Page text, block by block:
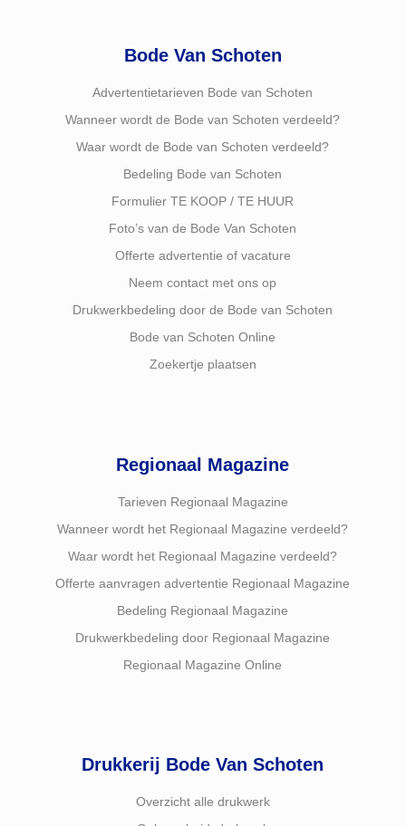
Bode Van Schoten
Advertentietarieven Bode van Schoten
Wanneer wordt de Bode van Schoten verdeeld?
Waar wordt de Bode van Schoten verdeeld?
Bedeling Bode van Schoten
Formulier TE KOOP / TE HUUR
Foto’s van de Bode Van Schoten
Offerte advertentie of vacature
Neem contact met ons op
Drukwerkbedeling door de Bode van Schoten
Bode van Schoten Online
Zoekertje plaatsen
Regionaal Magazine
Tarieven Regionaal Magazine
Wanneer wordt het Regionaal Magazine verdeeld?
Waar wordt het Regionaal Magazine verdeeld?
Offerte aanvragen advertentie Regionaal Magazine
Bedeling Regionaal Magazine
Drukwerkbedeling door Regionaal Magazine
Regionaal Magazine Online
Drukkerij Bode Van Schoten
Overzicht alle drukwerk